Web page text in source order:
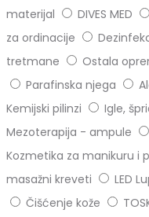
materijal
DIVES MED
za ordinacije
tretmane
Ostala
Parafinska njega
Kemijski pilinzi
Igle,
Mezoterapija - ampule
Kozmetika za manikuru i
masažni kreveti
LED
Čišćenje kože